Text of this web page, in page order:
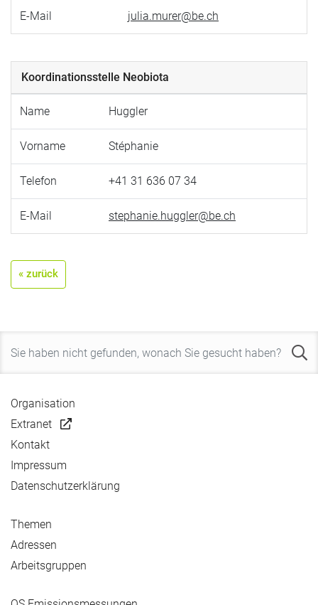
E-Mail julia.murer@be.ch
Koordinationsstelle Neobiota
Name Huggler
Vorname Stéphanie
Telefon +41 31 636 07 34
E-Mail stephanie.huggler@be.ch
« zurück
Organisation
Extranet
Kontakt
Impressum
Datenschutzerklärung
Themen
Adressen
Arbeitsgruppen